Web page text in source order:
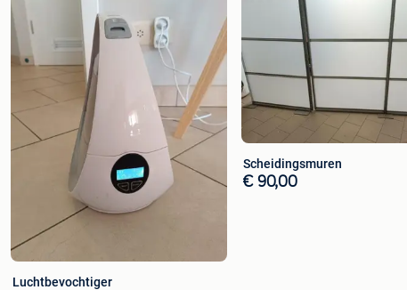
Luchtbevochtiger
Scheidingsmuren
€ 90,00